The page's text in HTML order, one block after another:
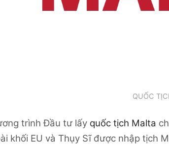
QUỐC
trình Đầu tư lấy quốc tịch Malta
khối EU và Thụy Sĩ được nhập tịch